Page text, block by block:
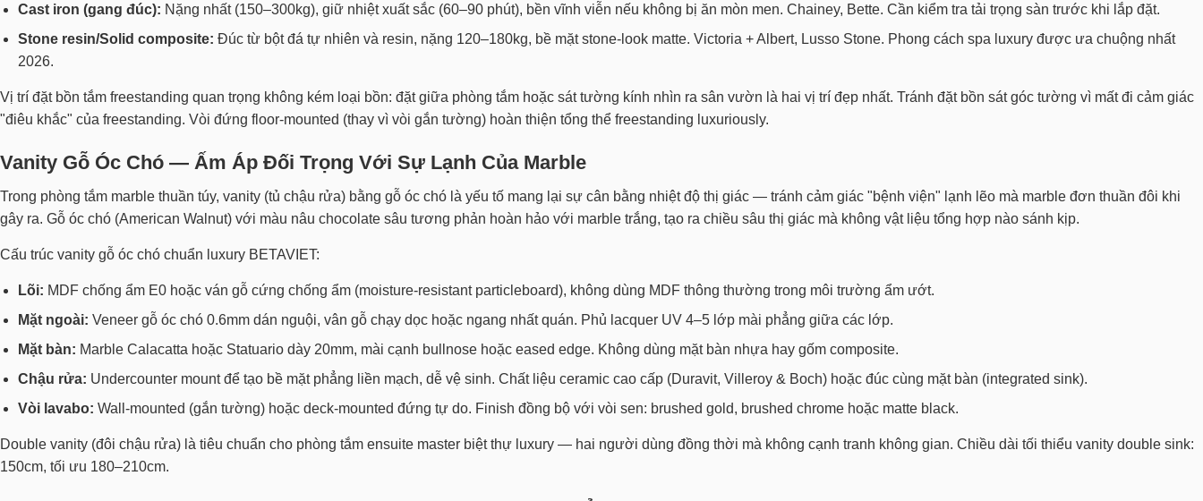
Cast iron (gang đúc): Nặng nhất (150–300kg), giữ nhiệt xuất sắc (60–90 phút), bền vĩnh viễn nếu không bị ăn mòn men. Chainey, Bette. Cần kiểm tra tải trọng sàn trước khi lắp đặt.
Stone resin/Solid composite: Đúc từ bột đá tự nhiên và resin, nặng 120–180kg, bề mặt stone-look matte. Victoria + Albert, Lusso Stone. Phong cách spa luxury được ưa chuộng nhất
2026.
Vị trí đặt bồn tắm freestanding quan trọng không kém loại bồn: đặt giữa phòng tắm hoặc sát tường kính nhìn ra sân vườn là hai vị trí đẹp nhất. Tránh đặt bồn sát góc tường vì mất đi cảm giác
"điêu khắc" của freestanding. Vòi đứng floor-mounted (thay vì vòi gắn tường) hoàn thiện tổng thể freestanding luxuriously.
Vanity Gỗ Óc Chó — Ấm Áp Đối Trọng Với Sự Lạnh Của Marble
Trong phòng tắm marble thuần túy, vanity (tủ chậu rửa) bằng gỗ óc chó là yếu tố mang lại sự cân bằng nhiệt độ thị giác — tránh cảm giác "bệnh viện" lạnh lẽo mà marble đơn thuần đôi khi
gây ra. Gỗ óc chó (American Walnut) với màu nâu chocolate sâu tương phản hoàn hảo với marble trắng, tạo ra chiều sâu thị giác mà không vật liệu tổng hợp nào sánh kịp.
Cấu trúc vanity gỗ óc chó chuẩn luxury BETAVIET:
Lõi: MDF chống ẩm E0 hoặc ván gỗ cứng chống ẩm (moisture-resistant particleboard), không dùng MDF thông thường trong môi trường ẩm ướt.
Mặt ngoài: Veneer gỗ óc chó 0.6mm dán nguội, vân gỗ chạy dọc hoặc ngang nhất quán. Phủ lacquer UV 4–5 lớp mài phẳng giữa các lớp.
Mặt bàn: Marble Calacatta hoặc Statuario dày 20mm, mài cạnh bullnose hoặc eased edge. Không dùng mặt bàn nhựa hay gốm composite.
Chậu rửa: Undercounter mount để tạo bề mặt phẳng liền mạch, dễ vệ sinh. Chất liệu ceramic cao cấp (Duravit, Villeroy & Boch) hoặc đúc cùng mặt bàn (integrated sink).
Vòi lavabo: Wall-mounted (gắn tường) hoặc deck-mounted đứng tự do. Finish đồng bộ với vòi sen: brushed gold, brushed chrome hoặc matte black.
Double vanity (đôi chậu rửa) là tiêu chuẩn cho phòng tắm ensuite master biệt thự luxury — hai người dùng đồng thời mà không cạnh tranh không gian. Chiều dài tối thiểu vanity double sink:
150cm, tối ưu 180–210cm.